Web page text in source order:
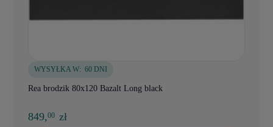
WYSYŁKA W: 60 DNI
Rea brodzik 80x120 Bazalt Long black
849,00 zł